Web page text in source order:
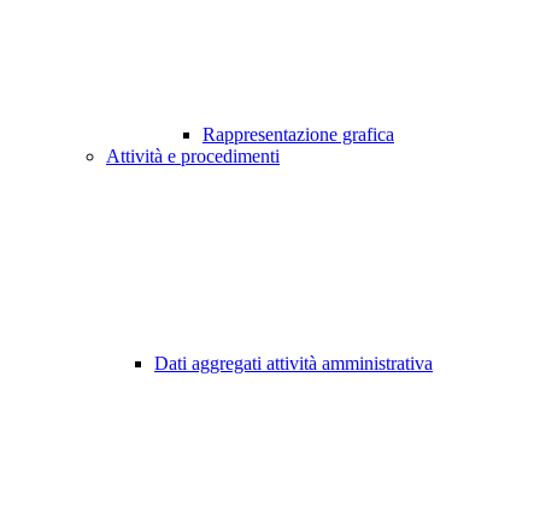
Rappresentazione grafica
Attività e procedimenti
Dati aggregati attività amministrativa